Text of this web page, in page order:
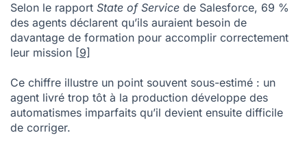
Selon le rapport State of Service de Salesforce, 69 %
des agents déclarent qu’ils auraient besoin de
davantage de formation pour accomplir correctement
leur mission [9]
Ce chiffre illustre un point souvent sous-estimé : un
agent livré trop tôt à la production développe des
automatismes imparfaits qu’il devient ensuite difficile
de corriger.